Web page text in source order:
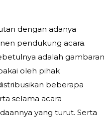
dengan adanya
pendukung acara.
adalah gambaran
oleh pihak
beberapa
selama acara
yang turut. Serta